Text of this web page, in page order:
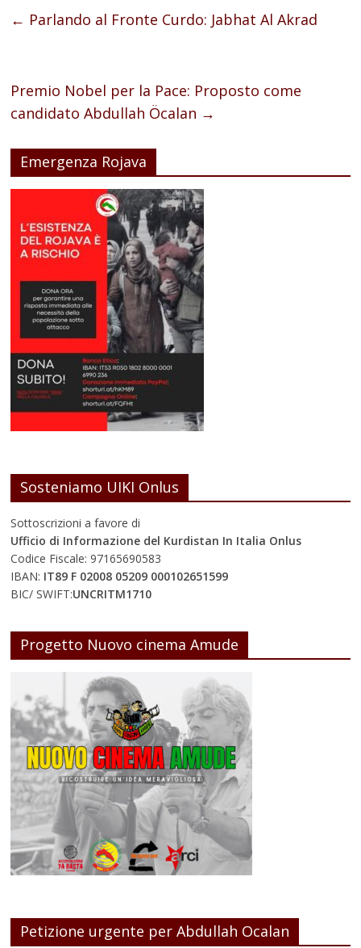
← Parlando al Fronte Curdo: Jabhat Al Akrad
Premio Nobel per la Pace: Proposto come
candidato Abdullah Öcalan →
Emergenza Rojava
Sosteniamo UIKI Onlus
Sottoscrizioni a favore di
Ufficio di Informazione del Kurdistan In Italia Onlus
Codice Fiscale: 97165690583
IBAN: IT89 F 02008 05209 000102651599
BIC/ SWIFT:UNCRITM1710
Progetto Nuovo cinema Amude
Petizione urgente per Abdullah Ocalan